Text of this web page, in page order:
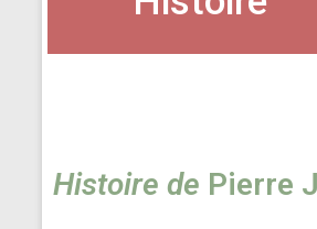
Histoire de Pierre